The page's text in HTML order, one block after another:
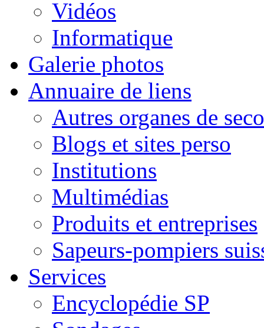
Vidéos
Informatique
Galerie photos
Annuaire de liens
Autres organes de
Blogs et sites perso
Institutions
Multimédias
Produits et entreprises
Sapeurs-pompiers
Services
Encyclopédie SP